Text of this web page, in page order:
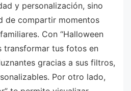
y personalización, sino
de compartir momentos
Con “Halloween
transformar tus fotos en
gracias a sus filtros,
Por otro lado,